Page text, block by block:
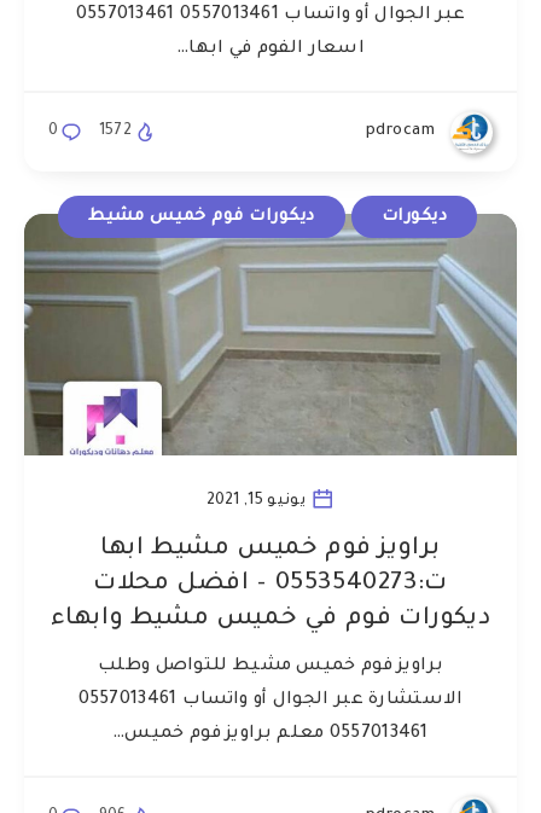
عبر الجوال أو واتساب 0557013461 0557013461
اسعار الفوم في ابها…
pdrocam
0 1572
ديكورات ديكورات فوم خميس مشيط
يونيو 15, 2021
براويز فوم خميس مشيط ابها
ت:0553540273 – افضل محلات
ديكورات فوم في خميس مشيط وابهاء
براويز فوم خميس مشيط للتواصل وطلب
الاستشارة عبر الجوال أو واتساب 0557013461
0557013461 معلم براويز فوم خميس…